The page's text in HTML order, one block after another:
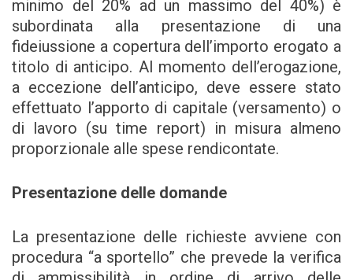
minimo del 20% ad un massimo del 40%) è
subordinata alla presentazione di una
fideiussione a copertura dell’importo erogato a
titolo di anticipo. Al momento dell’erogazione,
a eccezione dell’anticipo, deve essere stato
effettuato l’apporto di capitale (versamento) o
di lavoro (su time report) in misura almeno
proporzionale alle spese rendicontate.
Presentazione delle domande
La presentazione delle richieste avviene con
procedura “a sportello” che prevede la verifica